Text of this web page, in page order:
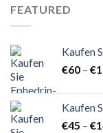
FEATURED
Kaufen
€60 – €
Kaufen
€45 – €